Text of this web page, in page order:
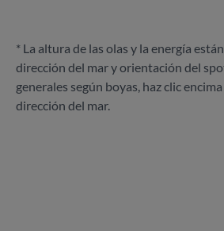
* La altura de las olas y la energía
dirección del mar y orientación del
generales según boyas, haz clic
dirección del mar.